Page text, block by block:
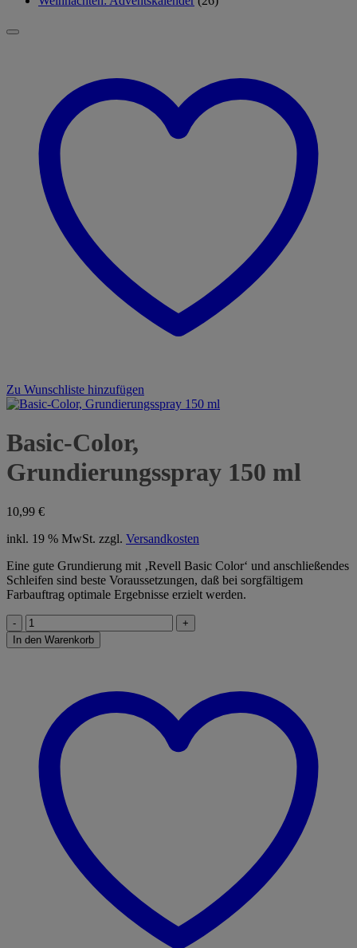
Zu Wunschliste hinzufügen
Basic-Color,
Grundierungsspray 150 ml
10,99 €
inkl. 19 % MwSt. zzgl. Versandkosten
Eine gute Grundierung mit ‚Revell Basic Color‘ und anschließendes
Schleifen sind beste Voraussetzungen, daß bei sorgfältigem
Farbauftrag optimale Ergebnisse erzielt werden.
Basic-
Color,
Grundierungsspray
In den Warenkorb